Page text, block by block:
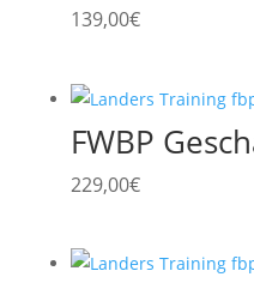
139,00€
FWBP
229,00€